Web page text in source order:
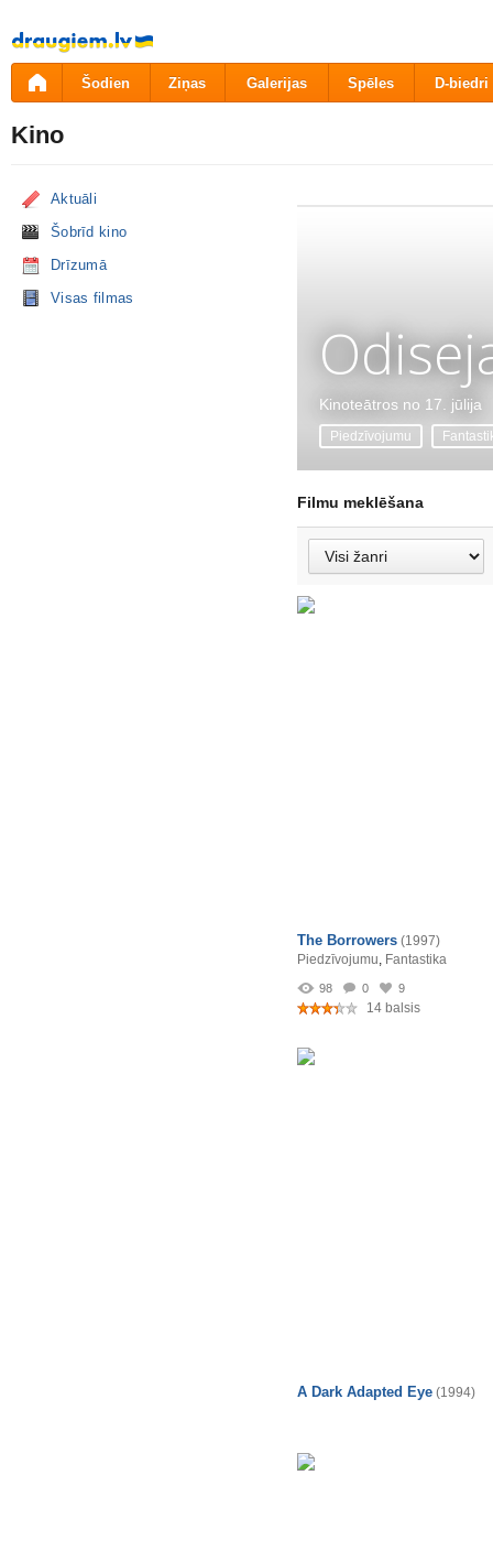
Pāriet
uz
saturu
Šodien Ziņas Galerijas Spēles D-biedri
Kino
Aktuāli
Šobrīd kino
Drīzumā
Visas filmas
Kinoteātros no 17. jūlija
Piedzīvojumu
Filmu meklēšana
The Borrowers (1997)
Piedzīvojumu, Fantastika
98 0 9
14 balsis
A Dark Adapted Eye (1994)